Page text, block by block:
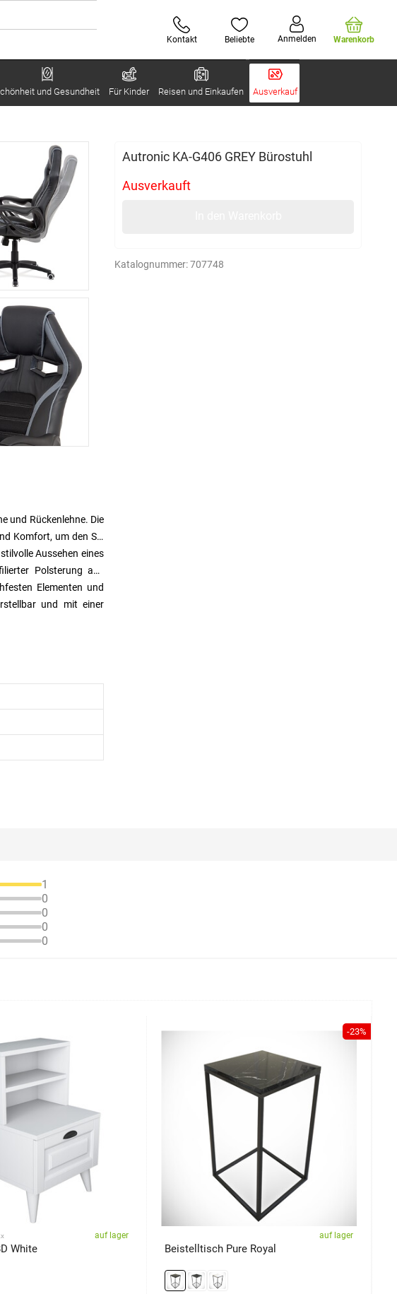
Kontakt Beliebte Anmelden Warenkorb
und Gesundheit Für Kinder Reisen und Einkaufen Ausverkauf
Autronic KA-G406 GREY Bürostuhl
Ausverkauft
Katalognummer:707748
und Rückenlehne. Die
Komfort, um den Sie
Aussehen eines
Polsterung aus
Elementen und
und mit einer
1
0
0
0
0
auf lager
White
-23%
auf lager
Beistelltisch Pure Royal